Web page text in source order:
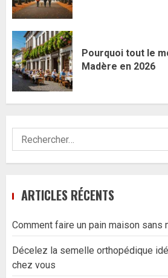
Pourquoi tout le
Madère en 2026
Rechercher :
ARTICLES RÉCENTS
Comment faire un pain maison sans
Décelez la semelle orthopédique
chez vous